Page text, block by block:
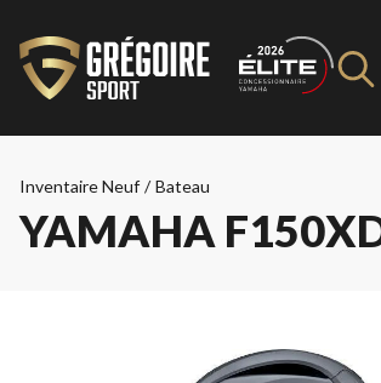
Inventaire Neuf / Bateau
YAMAHA